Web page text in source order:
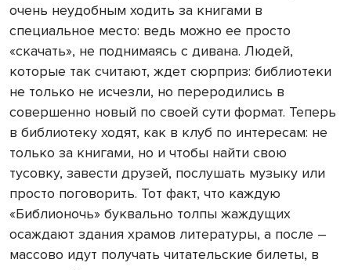
очень неудобным ходить за книгами в
специальное место: ведь можно ее просто
«скачать», не поднимаясь с дивана. Людей,
которые так считают, ждет сюрприз: библиотеки
не только не исчезли, но переродились в
совершенно новый по своей сути формат. Теперь
в библиотеку ходят, как в клуб по интересам: не
только за книгами, но и чтобы найти свою
тусовку, завести друзей, послушать музыку или
просто поговорить. Тот факт, что каждую
«Библионочь» буквально толпы жаждущих
осаждают здания храмов литературы, а после –
массово идут получать читательские билеты, в